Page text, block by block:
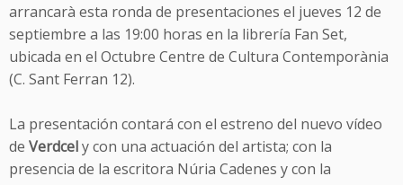
arrancarà esta ronda de presentaciones el jueves 12 de
septiembre a las 19:00 horas en la librería Fan Set,
ubicada en el Octubre Centre de Cultura Contemporània
(C. Sant Ferran 12).
La presentación contará con el estreno del nuevo vídeo
de Verdcely con una actuación del artista; con la
presencia de la escritora Núria Cadenes y con la